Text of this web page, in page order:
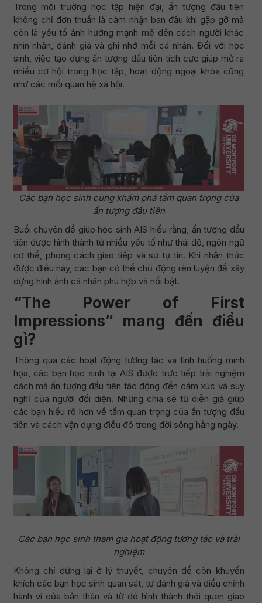
Trong môi trường học tập hiện đại, ấn tượng đầu tiên
không chỉ đơn thuần là cảm nhận ban đầu khi gặp gỡ mà
còn là yếu tố ảnh hưởng mạnh mẽ đến cách người khác
nhìn nhận, đánh giá và ghi nhớ mỗi cá nhân. Đối với học
sinh, việc tạo dựng ấn tượng đầu tiên tích cực giúp mở ra
nhiều cơ hội trong học tập, hoạt động ngoại khóa cũng
như các mối quan hệ xã hội.
Các bạn học sinh cùng khám phá tầm quan trọng của
ấn tượng đầu tiên
Buổi chuyên đề giúp học sinh AIS hiểu rằng, ấn tượng đầu
tiên được hình thành từ nhiều yếu tố như thái độ, ngôn ngữ
cơ thể, phong cách giao tiếp và sự tự tin. Khi nhận thức
được điều này, các bạn có thể chủ động rèn luyện để xây
dựng hình ảnh cá nhân phù hợp và nổi bật.
“The Power of First
Impressions” mang đến điều
gì?
Thông qua các hoạt động tương tác và tình huống minh
họa, các bạn học sinh tại AIS được trực tiếp trải nghiệm
cách mà ấn tượng đầu tiên tác động đến cảm xúc và suy
nghĩ của người đối diện. Những chia sẻ từ diễn giả giúp
các bạn hiểu rõ hơn về tầm quan trọng của ấn tượng đầu
tiên và cách vận dụng điều đó trong đời sống hằng ngày.
Các bạn học sinh tham gia hoạt động tương tác và trải
nghiệm
Không chỉ dừng lại ở lý thuyết, chuyên đề còn khuyến
khích các bạn học sinh quan sát, tự đánh giá và điều chỉnh
hành vi của bản thân và từ đó hình thành thói quen giao